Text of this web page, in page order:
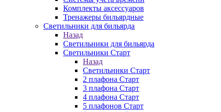
Комплекты аксессуаров
Тренажеры бильярдные
Светильники для бильярда
Назад
Светильники для бильярда
Светильники Старт
Назад
Светильники Старт
2 плафона Старт
3 плафона Старт
4 плафона Старт
5 плафонов Старт